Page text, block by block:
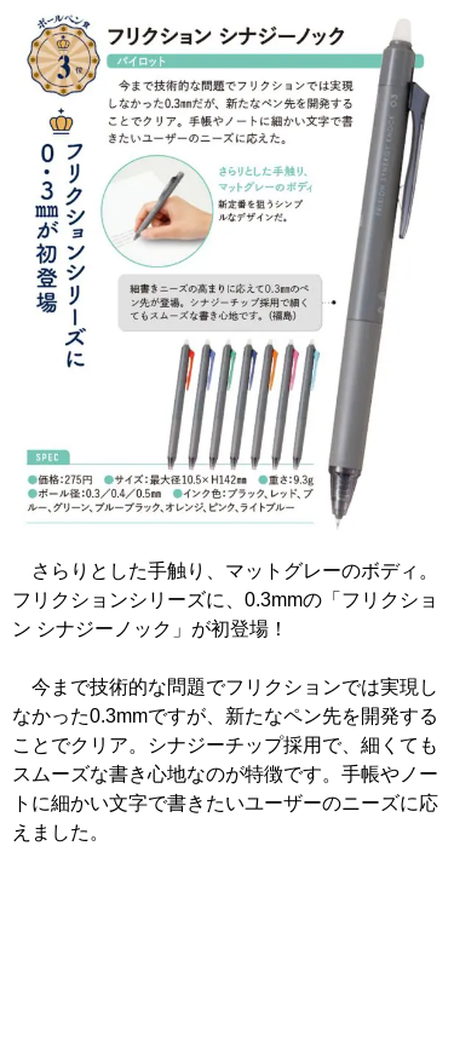
さらりとした手触り、マットグレーのボディ。
フリクションシリーズに、0.3mmの「フリクショ
ン シナジーノック」が初登場！
今まで技術的な問題でフリクションでは実現し
なかった0.3mmですが、新たなペン先を開発する
ことでクリア。シナジーチップ採用で、細くても
スムーズな書き心地なのが特徴です。手帳やノー
トに細かい文字で書きたいユーザーのニーズに応
えました。